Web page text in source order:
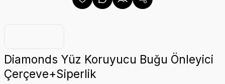
Diamonds Yüz Koruyucu Buğu Önleyici
Çerçeve+Siperlik